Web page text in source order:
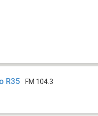
R35 FM 104.3